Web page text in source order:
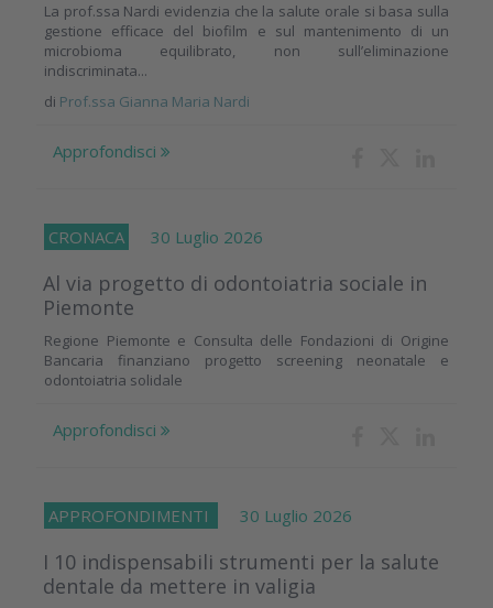
La prof.ssa Nardi evidenzia che la salute orale si basa sulla
gestione efficace del biofilm e sul mantenimento di un
microbioma equilibrato, non sull’eliminazione
indiscriminata...
di Prof.ssa Gianna Maria Nardi
Approfondisci
CRONACA 30 Luglio 2026
Al via progetto di odontoiatria sociale in
Piemonte
Regione Piemonte e Consulta delle Fondazioni di Origine
Bancaria finanziano progetto screening neonatale e
odontoiatria solidale
Approfondisci
APPROFONDIMENTI 30 Luglio 2026
I 10 indispensabili strumenti per la salute
dentale da mettere in valigia